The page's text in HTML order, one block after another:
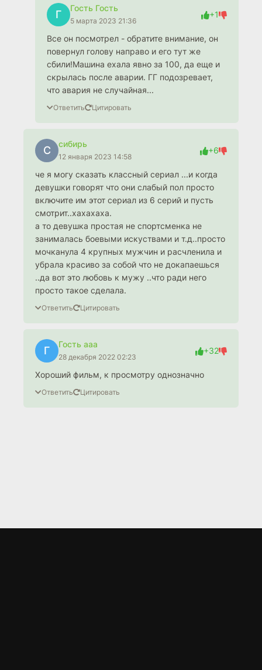
Г
Гость Гость
5 марта 2023 21:36
+1
Все он посмотрел - обратите внимание, он
повернул голову направо и его тут же
сбили!Машина ехала явно за 100, да еще и
скрылась после аварии. ГГ подозревает,
что авария не случайная...
Ответить Цитировать
С
сибирь
12 января 2023 14:58
+6
че я могу сказать классный сериал ...и когда
девушки говорят что они слабый пол просто
включите им этот сериал из 6 серий и пусть
смотрит..хахахаха.
а то девушка простая не спортсменка не
занималась боевыми искуствами и т.д..просто
мочканула 4 крупных мужчин и расчленила и
убрала красиво за собой что не докапаешься
..да вот это любовь к мужу ..что ради него
просто такое сделала.
Ответить Цитировать
Г
Гость aaa
28 декабря 2022 02:23
+32
Хороший фильм, к просмотру однозначно
Ответить Цитировать